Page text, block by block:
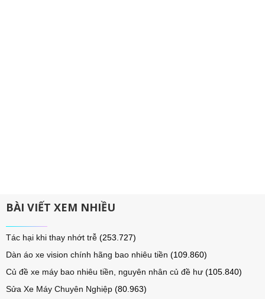
BÀI VIẾT XEM NHIỀU
Tác hại khi thay nhớt trễ (253.727)
Dàn áo xe vision chính hãng bao nhiêu tiền (109.860)
Củ đề xe máy bao nhiêu tiền, nguyên nhân củ đề hư (105.840)
Sửa Xe Máy Chuyên Nghiệp (80.963)